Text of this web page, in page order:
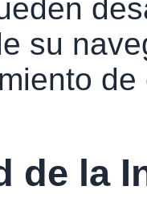
su
de la